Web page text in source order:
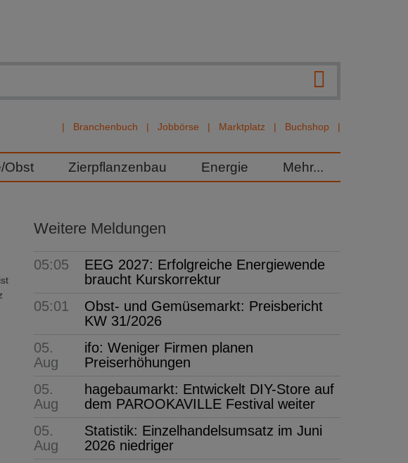
Branchenbuch Jobbörse Marktplatz Buchshop
Obst Zierpflanzenbau Energie Mehr...
Weitere Meldungen
05:05
EEG 2027: Erfolgreiche Energiewende
braucht Kurskorrektur
05:01
Obst- und Gemüsemarkt: Preisbericht
KW 31/2026
05.
Aug
ifo: Weniger Firmen planen
Preiserhöhungen
05.
Aug
hagebaumarkt: Entwickelt DIY-Store auf
dem PAROOKAVILLE Festival weiter
05.
Aug
Statistik: Einzelhandelsumsatz im Juni
2026 niedriger